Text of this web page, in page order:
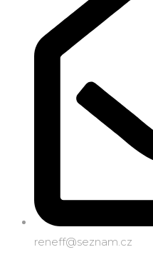
reneff@seznam.cz